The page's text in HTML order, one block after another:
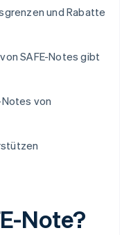
und Rabatte
SAFE-Notes gibt
von
Note?